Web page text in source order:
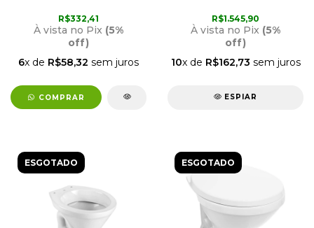
R$332,41
À vista no Pix (5%
off)
6x de R$58,32 sem juros
COMPRAR
R$1.545,90
À vista no Pix (5%
off)
10x de R$162,73 sem juros
ESPIAR
ESGOTADO ESGOTADO